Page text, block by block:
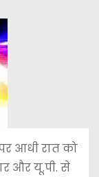
आधी रात को
और यू.पी. से